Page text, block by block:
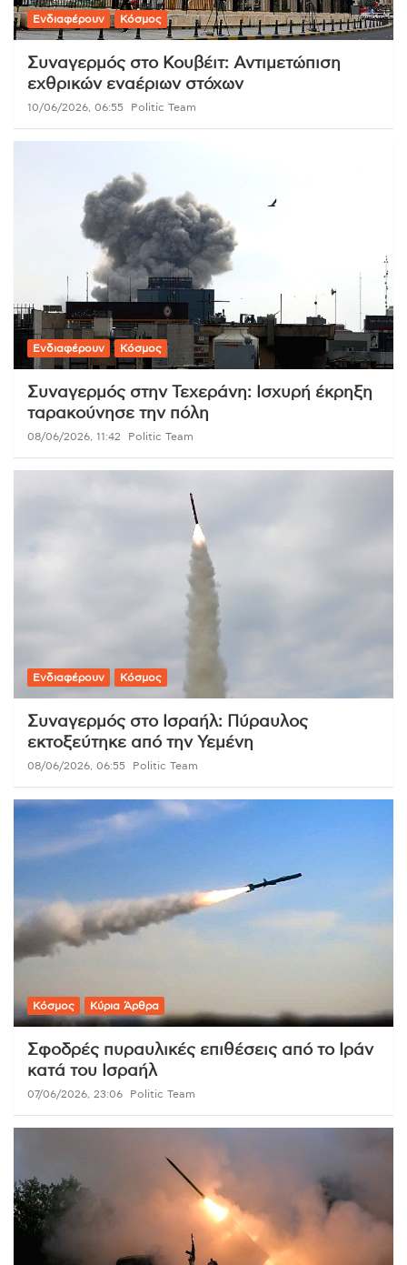
Ενδιαφέρουν Κόσμος
Συναγερμός στο Κουβέιτ: Αντιμετώπιση
εχθρικών εναέριων στόχων
10/06/2026, 06:55 Politic Team
Ενδιαφέρουν Κόσμος
Συναγερμός στην Τεχεράνη: Ισχυρή έκρηξη
ταρακούνησε την πόλη
08/06/2026, 11:42 Politic Team
Ενδιαφέρουν Κόσμος
Συναγερμός στο Ισραήλ: Πύραυλος
εκτοξεύτηκε από την Υεμένη
08/06/2026, 06:55 Politic Team
Κόσμος Κύρια Άρθρα
Σφοδρές πυραυλικές επιθέσεις από το Ιράν
κατά του Ισραήλ
07/06/2026, 23:06 Politic Team